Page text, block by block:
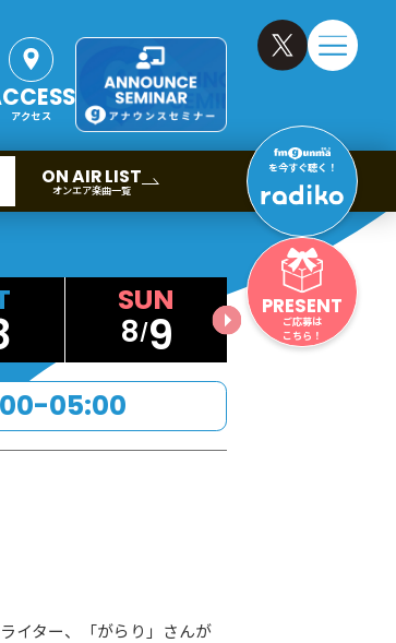
ON AIR LIST
オンエア楽曲一覧
アクセス
を今すぐ聴く！
PRESENT
ご応募は
こちら！
8 9
05:00
イター、「がらり」さんが